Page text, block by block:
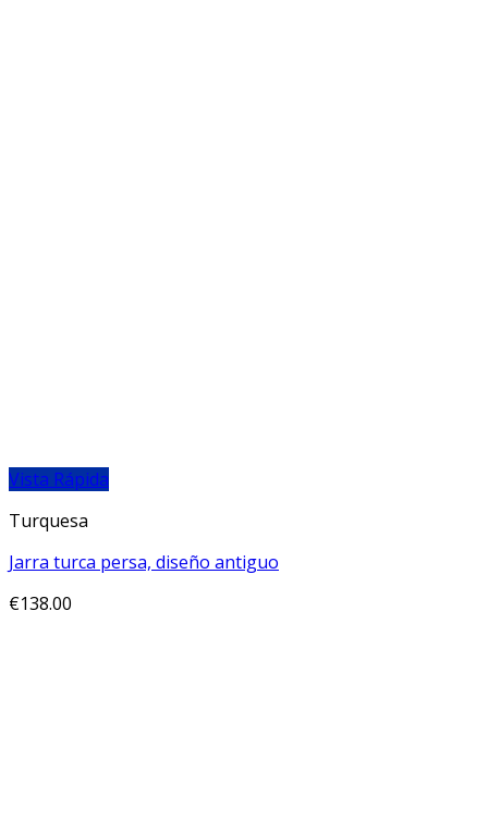
Vista Rápida
Turquesa
Jarra turca persa, diseño antiguo
€138.00